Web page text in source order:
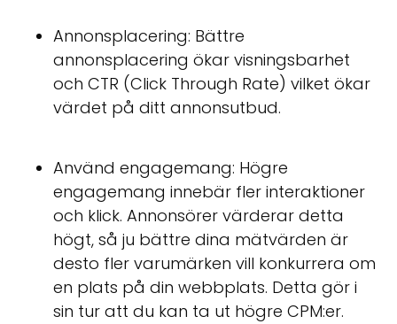
Annonsplacering: Bättre
annonsplacering ökar visningsbarhet
och CTR (Click Through Rate) vilket ökar
värdet på ditt annonsutbud.
Använd engagemang: Högre
engagemang innebär fler interaktioner
och klick. Annonsörer värderar detta
högt, så ju bättre dina mätvärden är
desto fler varumärken vill konkurrera om
en plats på din webbplats. Detta gör i
sin tur att du kan ta ut högre CPM:er.